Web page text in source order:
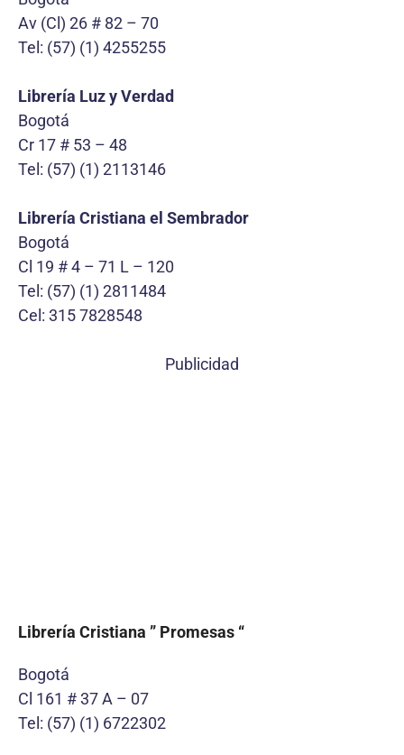
Av (Cl) 26 # 82 – 70
Tel: (57) (1) 4255255
Librería Luz y Verdad
Bogotá
Cr 17 # 53 – 48
Tel: (57) (1) 2113146
Librería Cristiana el Sembrador
Bogotá
Cl 19 # 4 – 71 L – 120
Tel: (57) (1) 2811484
Cel: 315 7828548
Publicidad
Librería Cristiana ” Promesas “
Bogotá
Cl 161 # 37 A – 07
Tel: (57) (1) 6722302